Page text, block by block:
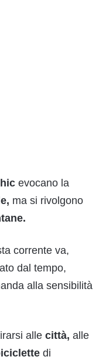
evocano la
ma si rivolgono
corrente va,
dal tempo,
alla sensibilità
alle città, alle
di